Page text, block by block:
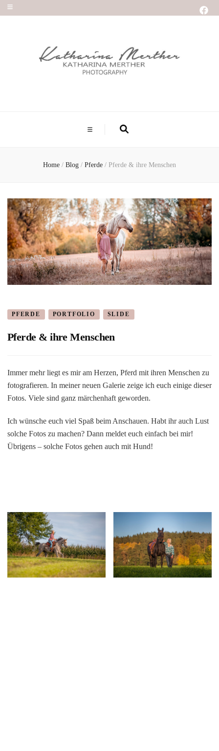
Home / Blog / Pferde / Pferde & ihre Menschen
PFERDE PORTFOLIO SLIDE
Pferde & ihre Menschen
Immer mehr liegt es mir am Herzen, Pferd mit ihren Menschen zu
fotografieren. In meiner neuen Galerie zeige ich euch einige dieser
Fotos. Viele sind ganz märchenhaft geworden.
Ich wünsche euch viel Spaß beim Anschauen. Habt ihr auch Lust
solche Fotos zu machen? Dann meldet euch einfach bei mir!
Übrigens – solche Fotos gehen auch mit Hund!